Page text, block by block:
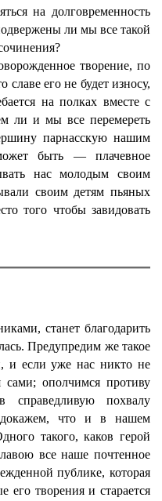
на долговременность
ли мы все такой
творение, по
славе его не будет износу,
на полках вместе с
ли и мы все перемереть
парнасскую нашим
быть — плачевное
нас молодым своим
своим детям пьяных
того чтобы завидовать
станет благодарить
Предупредим же такое
и если уже нас никто не
сами; ополчимся противу
похвалу
докажем, что и в нашем
такого, каков герой
все наше почтенное
публике, которая
его творения и старается